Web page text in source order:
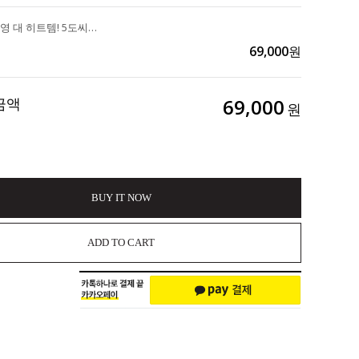
일본&올리브영 대 히트템! 5도씨가 올라가는 "슬림워크 압박 발열 팬티스타킹" 2EA 100,000>>69,000
69,000원
액 69,000 원
BUY IT NOW
ADD TO CART